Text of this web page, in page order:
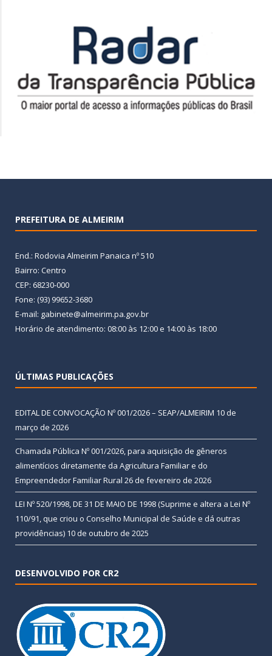
PREFEITURA DE ALMEIRIM
End.: Rodovia Almeirim Panaica nº 510
Bairro: Centro
CEP: 68230-000
Fone: (93) 99652-3680
E-mail: gabinete@almeirim.pa.gov.br
Horário de atendimento: 08:00 às 12:00 e 14:00 às 18:00
ÚLTIMAS PUBLICAÇÕES
EDITAL DE CONVOCAÇÃO Nº 001/2026 – SEAP/ALMEIRIM 10 de
março de 2026
Chamada Pública Nº 001/2026, para aquisição de gêneros
alimentícios diretamente da Agricultura Familiar e do
Empreendedor Familiar Rural 26 de fevereiro de 2026
LEI Nº 520/1998, DE 31 DE MAIO DE 1998 (Suprime e altera a Lei Nº
110/91, que criou o Conselho Municipal de Saúde e dá outras
providências) 10 de outubro de 2025
DESENVOLVIDO POR CR2